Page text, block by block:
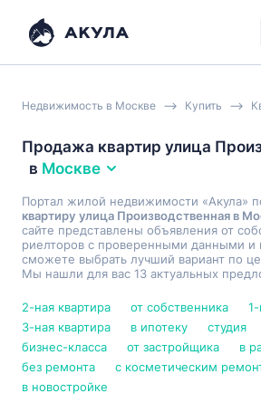
Недвижимость в Москве Купить
Продажа квартир улица
в Москве
Портал жилой недвижимости «Акула»
квартиру улица Производственная в
сайте представлены объявления от
риелторов с проверенными данными и
сможете выбрать лучший вариант по
Мы нашли для вас 13 актуальных
2-ная квартира от собственника
3-ная квартира
в ипотеку студия
бизнес-класса
от застройщика
в
без ремонта
с косметическим
в новостройке